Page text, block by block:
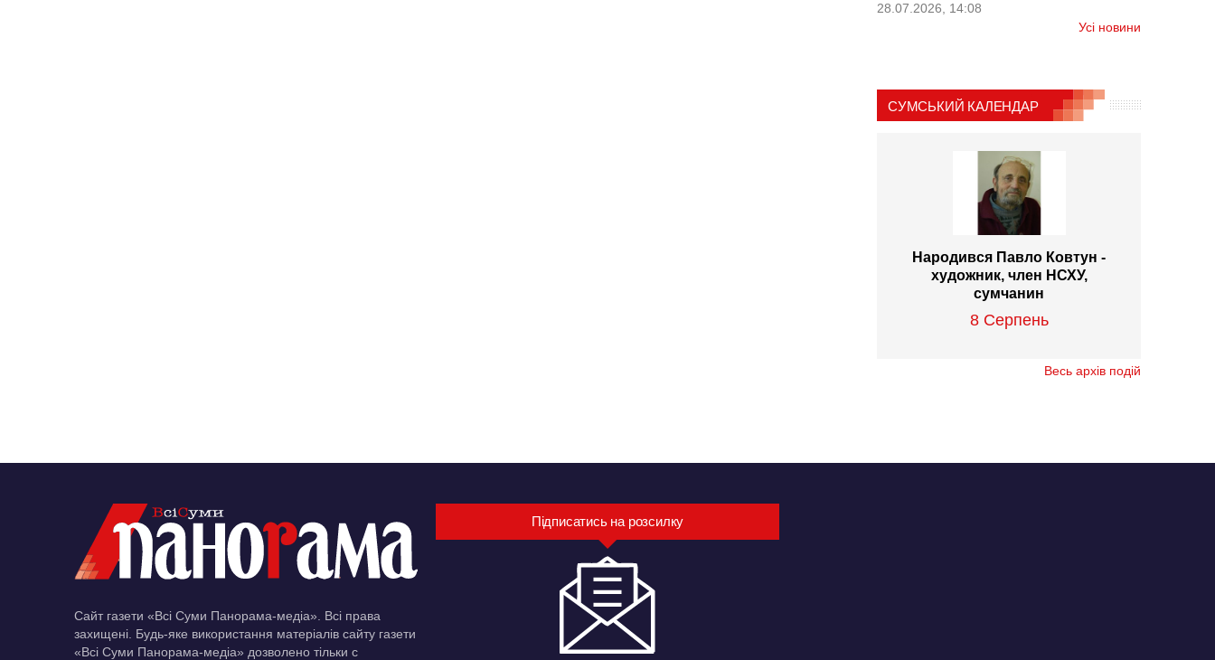
28.07.2026, 14:08
Усі новини
СУМСЬКИЙ КАЛЕНДАР
Народився Павло Ковтун -
художник, член НСХУ,
сумчанин
8 Серпень
Весь архів подій
Сайт газети «Всі Суми Панорама-медіа». Всі права
захищені. Будь-яке використання матеріалів сайту газети
«Всі Суми Панорама-медіа» дозволено тільки c
Підписатись на розсилку